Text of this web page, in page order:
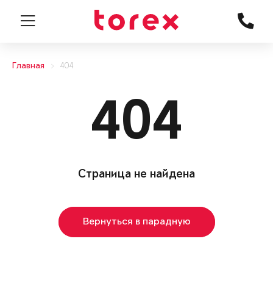
Главная 404
404
Страница не найдена
Вернуться в парадную